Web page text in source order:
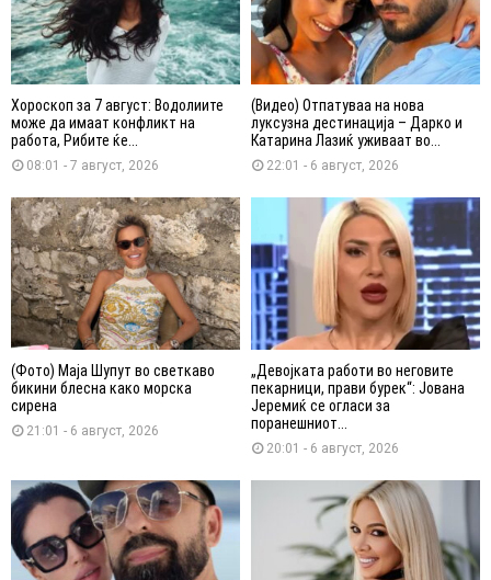
Хороскоп за 7 август: Водолиите
може да имаат конфликт на
работа, Рибите ќе...
08:01 - 7 август, 2026
(Видео) Отпатуваа на нова
луксузна дестинација – Дарко и
Катарина Лазиќ уживаат во...
22:01 - 6 август, 2026
(Фото) Маја Шупут во светкаво
бикини блесна како морска
сирена
21:01 - 6 август, 2026
„Девојката работи во неговите
пекарници, прави бурек“: Јована
Јеремиќ се огласи за
поранешниот...
20:01 - 6 август, 2026